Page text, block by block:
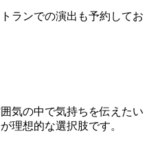
ランでの演出も予約してお
気の中で気持ちを伝えたい
理想的な選択肢です。